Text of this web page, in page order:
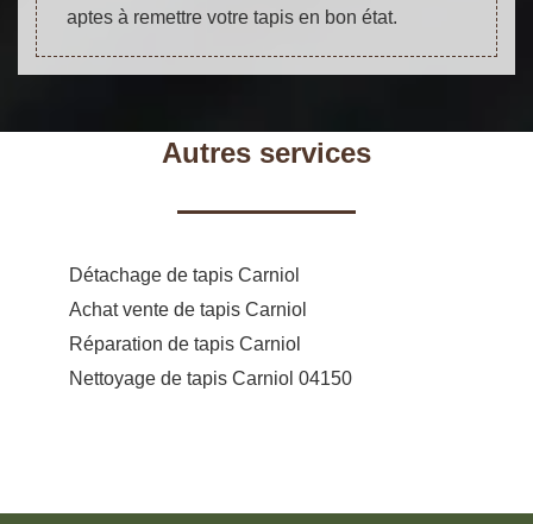
aptes à remettre votre tapis en bon état.
Autres services
Détachage de tapis Carniol
Achat vente de tapis Carniol
Réparation de tapis Carniol
Nettoyage de tapis Carniol 04150